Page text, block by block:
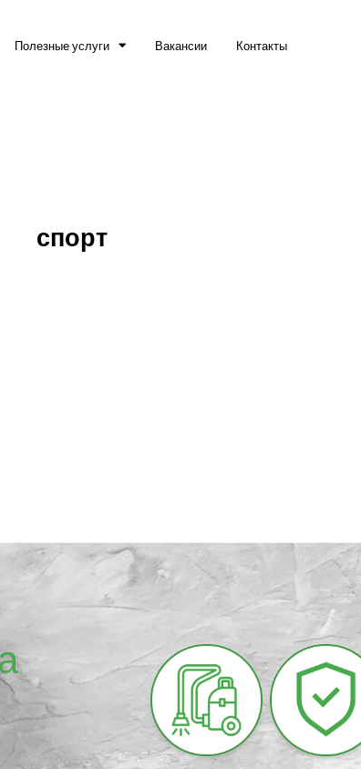
Полезные услуги Вакансии Контакты
спорт